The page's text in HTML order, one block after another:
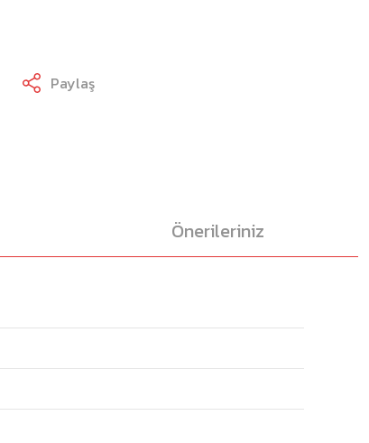
Paylaş
Önerileriniz